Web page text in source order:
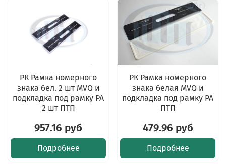
РК Рамка номерного
знака бел. 2 шт MVQ и
подкладка под рамку PA
2 шт ПТП
957.16 руб
Подробнее
РК Рамка номерного
знака белая MVQ и
подкладка под рамку PA
ПТП
479.96 руб
Подробнее